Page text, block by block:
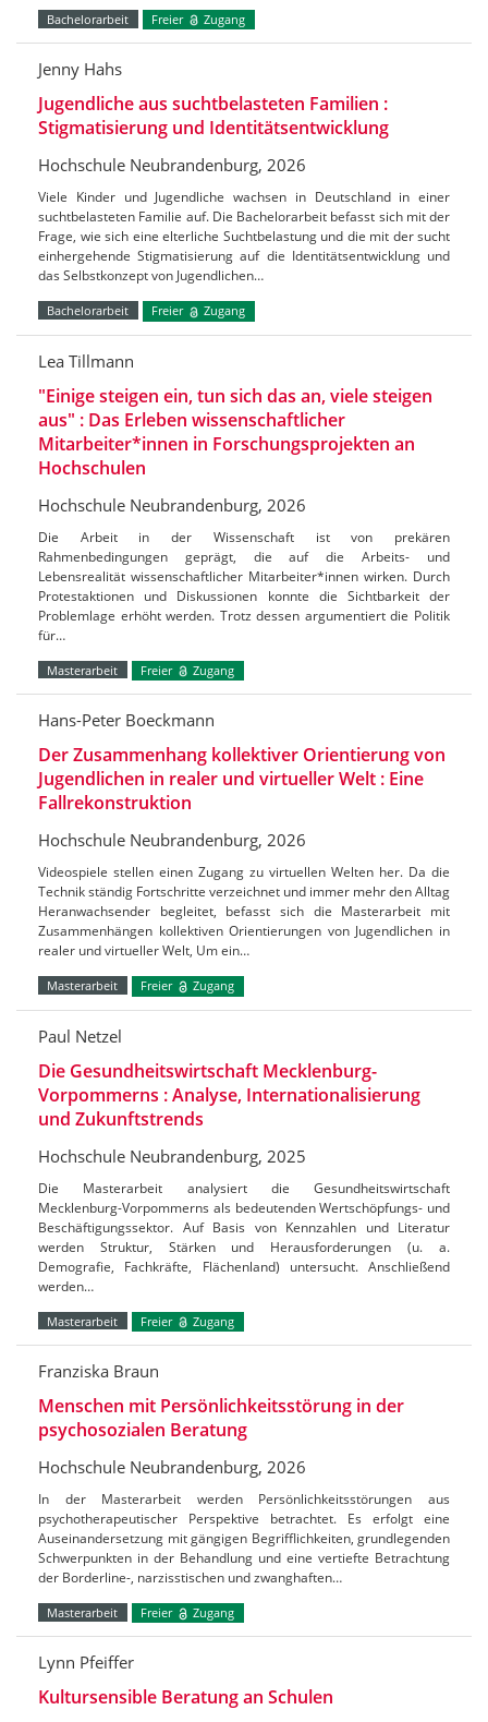
Bachelorarbeit Freier Zugang
Jenny Hahs
Jugendliche aus suchtbelasteten Familien :
Stigmatisierung und Identitätsentwicklung
Hochschule Neubrandenburg, 2026
Viele Kinder und Jugendliche wachsen in Deutschland in einer
suchtbelasteten Familie auf. Die Bachelorarbeit befasst sich mit der
Frage, wie sich eine elterliche Suchtbelastung und die mit der sucht
einhergehende Stigmatisierung auf die Identitätsentwicklung und
das Selbstkonzept von Jugendlichen…
Bachelorarbeit Freier Zugang
Lea Tillmann
"Einige steigen ein, tun sich das an, viele steigen
aus" : Das Erleben wissenschaftlicher
Mitarbeiter*innen in Forschungsprojekten an
Hochschulen
Hochschule Neubrandenburg, 2026
Die Arbeit in der Wissenschaft ist von prekären
Rahmenbedingungen geprägt, die auf die Arbeits- und
Lebensrealität wissenschaftlicher Mitarbeiter*innen wirken. Durch
Protestaktionen und Diskussionen konnte die Sichtbarkeit der
Problemlage erhöht werden. Trotz dessen argumentiert die Politik
für…
Masterarbeit Freier Zugang
Hans-Peter Boeckmann
Der Zusammenhang kollektiver Orientierung von
Jugendlichen in realer und virtueller Welt : Eine
Fallrekonstruktion
Hochschule Neubrandenburg, 2026
Videospiele stellen einen Zugang zu virtuellen Welten her. Da die
Technik ständig Fortschritte verzeichnet und immer mehr den Alltag
Heranwachsender begleitet, befasst sich die Masterarbeit mit
Zusammenhängen kollektiven Orientierungen von Jugendlichen in
realer und virtueller Welt, Um ein…
Masterarbeit Freier Zugang
Paul Netzel
Die Gesundheitswirtschaft Mecklenburg-
Vorpommerns : Analyse, Internationalisierung
und Zukunftstrends
Hochschule Neubrandenburg, 2025
Die Masterarbeit analysiert die Gesundheitswirtschaft
Mecklenburg-Vorpommerns als bedeutenden Wertschöpfungs- und
Beschäftigungssektor. Auf Basis von Kennzahlen und Literatur
werden Struktur, Stärken und Herausforderungen (u. a.
Demografie, Fachkräfte, Flächenland) untersucht. Anschließend
werden…
Masterarbeit Freier Zugang
Franziska Braun
Menschen mit Persönlichkeitsstörung in der
psychosozialen Beratung
Hochschule Neubrandenburg, 2026
In der Masterarbeit werden Persönlichkeitsstörungen aus
psychotherapeutischer Perspektive betrachtet. Es erfolgt eine
Auseinandersetzung mit gängigen Begrifflichkeiten, grundlegenden
Schwerpunkten in der Behandlung und eine vertiefte Betrachtung
der Borderline-, narzisstischen und zwanghaften…
Masterarbeit Freier Zugang
Lynn Pfeiffer
Kultursensible Beratung an Schulen